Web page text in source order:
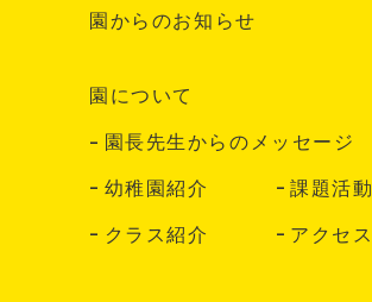
園からのお知らせ
園について
園長先生からのメッセージ
幼稚園紹介
課題活動
クラス紹介
アクセス